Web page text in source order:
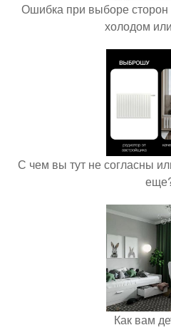
Ошибка при выборе сторон
холодом
С чем вы тут не согласны
Как вам